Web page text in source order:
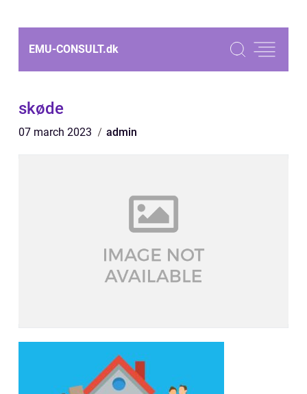
EMU-CONSULT.dk
skøde
07 march 2023 admin